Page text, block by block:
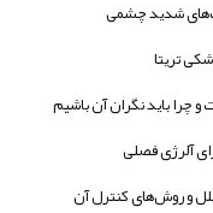
شدید چشمی
تریتا
چرا باید نگران آن باشیم
آلرژی فصلی
و روش‌های کنترل آن